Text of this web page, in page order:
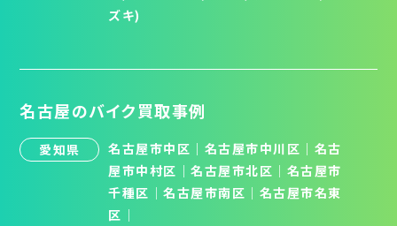
ズキ)
名古屋のバイク買取事例
愛知県 名古屋市中区 ｜ 名古屋市中川区 ｜ 名古
屋市中村区 ｜名古屋市北区 │ 名古屋市
千種区 │名古屋市南区 │ 名古屋市名東
区 │